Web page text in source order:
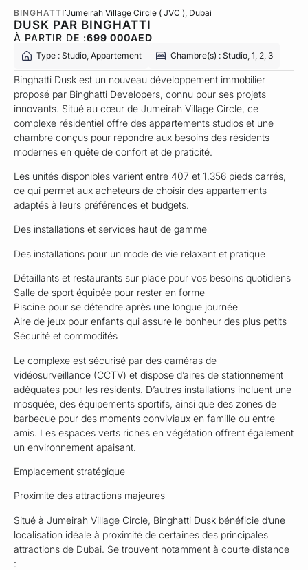
BINGHATTI Jumeirah Village Circle ( JVC ) , Dubai
DUSK PAR BINGHATTI
À PARTIR DE :699 000AED
Type : Studio, Appartement Chambre(s) : Studio, 1, 2, 3
Binghatti Dusk est un nouveau développement immobilier
proposé par Binghatti Developers, connu pour ses projets
innovants. Situé au cœur de Jumeirah Village Circle, ce
complexe résidentiel offre des appartements studios et une
chambre conçus pour répondre aux besoins des résidents
modernes en quête de confort et de praticité.
Les unités disponibles varient entre 407 et 1,356 pieds carrés,
ce qui permet aux acheteurs de choisir des appartements
adaptés à leurs préférences et budgets.
Des installations et services haut de gamme
Des installations pour un mode de vie relaxant et pratique
Détaillants et restaurants sur place pour vos besoins quotidiens
Salle de sport équipée pour rester en forme
Piscine pour se détendre après une longue journée
Aire de jeux pour enfants qui assure le bonheur des plus petits
Sécurité et commodités
Le complexe est sécurisé par des caméras de
vidéosurveillance (CCTV) et dispose d’aires de stationnement
adéquates pour les résidents. D’autres installations incluent une
mosquée, des équipements sportifs, ainsi que des zones de
barbecue pour des moments conviviaux en famille ou entre
amis. Les espaces verts riches en végétation offrent également
un environnement apaisant.
Emplacement stratégique
Proximité des attractions majeures
Situé à Jumeirah Village Circle, Binghatti Dusk bénéficie d’une
localisation idéale à proximité de certaines des principales
attractions de Dubai. Se trouvent notamment à courte distance
: